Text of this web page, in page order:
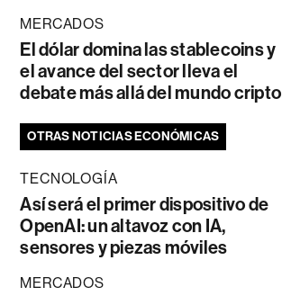
MERCADOS
El dólar domina las stablecoins y
el avance del sector lleva el
debate más allá del mundo cripto
OTRAS NOTICIAS ECONÓMICAS
TECNOLOGÍA
Así será el primer dispositivo de
OpenAI: un altavoz con IA,
sensores y piezas móviles
MERCADOS